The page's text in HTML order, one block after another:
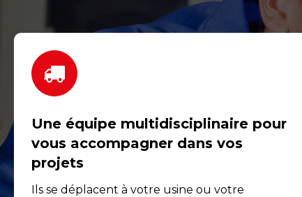
Une équipe multidisciplinaire pour
vous accompagner dans vos
projets
Ils se déplacent à votre usine ou votre